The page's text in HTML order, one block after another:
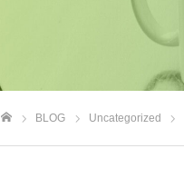
BLOG Uncategorized